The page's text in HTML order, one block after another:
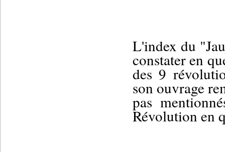
L'index du
constater en
des 9
son ouvrage
pas
Révolution en